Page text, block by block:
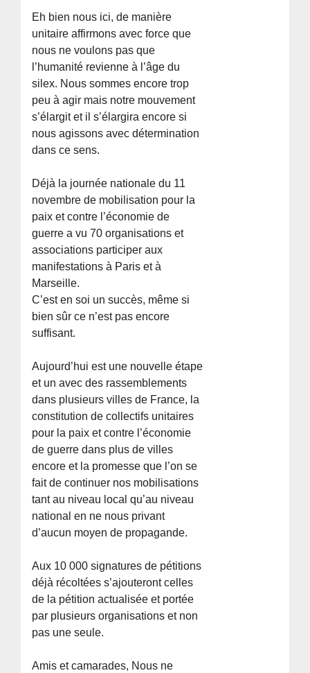
Eh bien nous ici, de manière
unitaire affirmons avec force que
nous ne voulons pas que
l’humanité revienne à l’âge du
silex. Nous sommes encore trop
peu à agir mais notre mouvement
s’élargit et il s’élargira encore si
nous agissons avec détermination
dans ce sens.
Déjà la journée nationale du 11
novembre de mobilisation pour la
paix et contre l’économie de
guerre a vu 70 organisations et
associations participer aux
manifestations à Paris et à
Marseille.
C’est en soi un succès, même si
bien sûr ce n’est pas encore
suffisant.
Aujourd’hui est une nouvelle étape
et un avec des rassemblements
dans plusieurs villes de France, la
constitution de collectifs unitaires
pour la paix et contre l’économie
de guerre dans plus de villes
encore et la promesse que l’on se
fait de continuer nos mobilisations
tant au niveau local qu’au niveau
national en ne nous privant
d’aucun moyen de propagande.
Aux 10 000 signatures de pétitions
déjà récoltées s’ajouteront celles
de la pétition actualisée et portée
par plusieurs organisations et non
pas une seule.
Amis et camarades, Nous ne